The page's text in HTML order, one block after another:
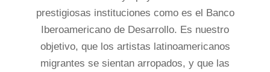
prestigiosas instituciones como es el Banco
Iberoamericano de Desarrollo. Es nuestro
objetivo, que los artistas latinoamericanos
migrantes se sientan arropados, y que las